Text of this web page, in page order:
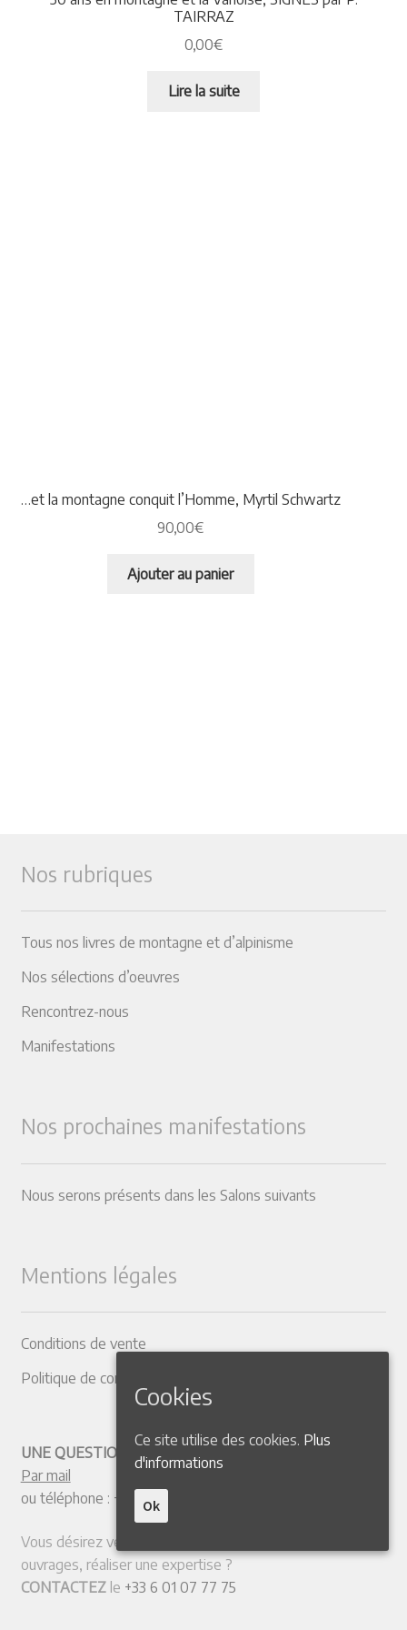
TAIRRAZ
0,00€
Lire la suite
…et la montagne conquit l’Homme, Myrtil Schwartz
90,00€
Ajouter au panier
Nos rubriques
Tous nos livres de montagne et d’alpinisme
Nos sélections d’oeuvres
Rencontrez-nous
Manifestations
Nos prochaines manifestations
Nous serons présents dans les Salons suivants
Mentions légales
Conditions de vente
Politique de confidentialité
UNE QUESTION ? CONTACTEZ-NOUS
Par mail
ou téléphone : +33 4 50 38 77 20
Vous désirez vendre votre collection ou quelques
ouvrages, réaliser une expertise ?
CONTACTEZle +33 6 01 07 77 75
Cookies
Ce site utilise des cookies. Plus
d'informations
Ok